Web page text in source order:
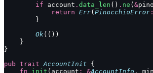
        if
account . data_len () . ne ( &
            return
Err( PinocchioError
        }
        Ok
(())
    }
}
pub trait AccountInit {
    fn
init (account : &AccountInfo ,